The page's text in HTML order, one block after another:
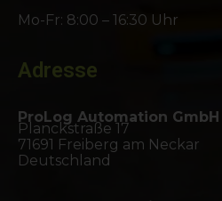
Mo-Fr: 8:00 – 16:30 Uhr
Adresse
ProLog Automation GmbH
Planckstraße 17
71691 Freiberg am Neckar
Deutschland